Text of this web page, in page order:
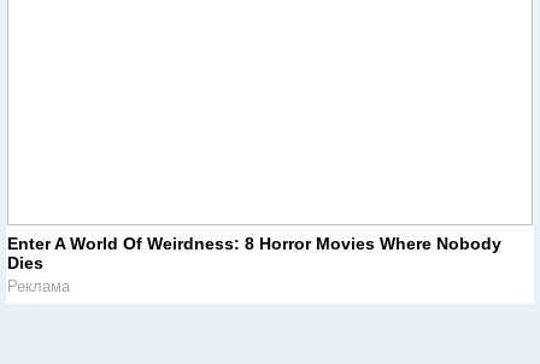
Enter A World Of Weirdness: 8 Horror Movies Where Nobody
Dies
Реклама